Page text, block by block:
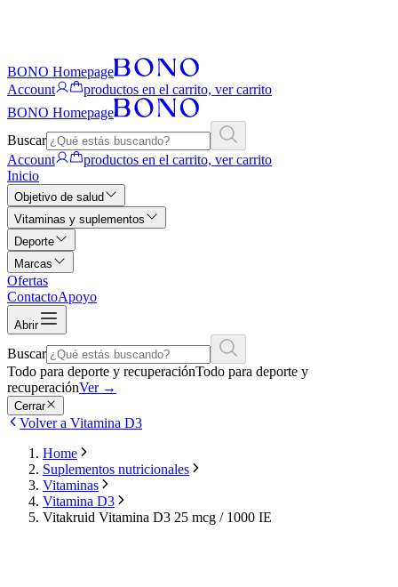
BONO Homepage
Account
productos en el carrito, ver carrito
BONO Homepage
Buscar
Account
productos en el carrito, ver carrito
Inicio
Objetivo de salud
Vitaminas y suplementos
Deporte
Marcas
Ofertas
ContactoApoyo
Abrir
Buscar
Todo para deporte y recuperaciónTodo para deporte y
recuperaciónVer →
Cerrar
Volver a Vitamina D3
Home
Suplementos nutricionales
Vitaminas
Vitamina D3
Vitakruid Vitamina D3 25 mcg / 1000 IE